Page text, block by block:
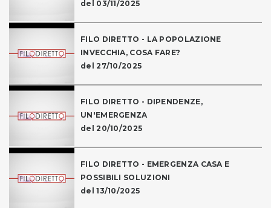
del 03/11/2025
FILO DIRETTO - LA POPOLAZIONE
INVECCHIA, COSA FARE?
del 27/10/2025
FILO DIRETTO - DIPENDENZE,
UN'EMERGENZA
del 20/10/2025
FILO DIRETTO - EMERGENZA CASA E
POSSIBILI SOLUZIONI
del 13/10/2025